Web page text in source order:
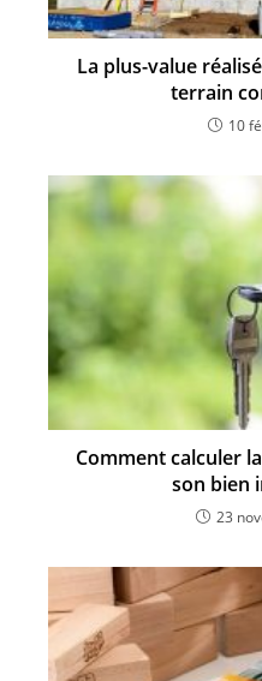
La plus-value
terrain
10
Comment calculer
son bien
23